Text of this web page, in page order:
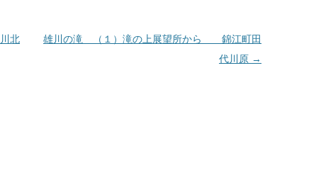
北
雄川の滝 （１）滝の上展望所から 錦江町田
代川原 →